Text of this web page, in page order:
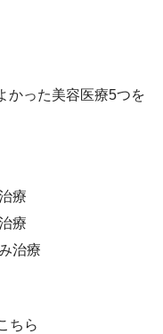
かった美容医療5つを
療
療
治療
ちら